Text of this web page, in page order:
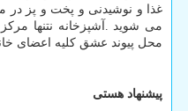
غذا و نوشیدنی و پخت و پز در
می شوید .آشپزخانه نتنها
محل پیوند عشق کلیه اعضای
پیشنهاد هستی